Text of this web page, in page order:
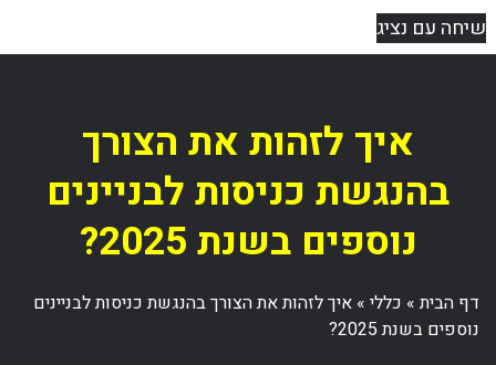
שיחה עם נציג
איך לזהות את הצורך
בהנגשת כניסות לבניינים
נוספים בשנת 2025?
דף הבית» כללי» איך לזהות את הצורך בהנגשת כניסות לבניינים
נוספים בשנת 2025?